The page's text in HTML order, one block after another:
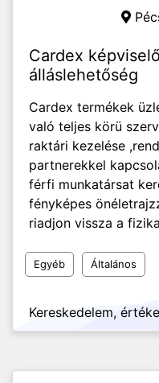
Cardex képviselő
álláslehetőség
Cardex termékek
való teljes körü
raktári kezelése
partnerekkel
férfi munkatársat
fényképes
riadjon vissza a
Egyéb Általános
Kereskedelem,